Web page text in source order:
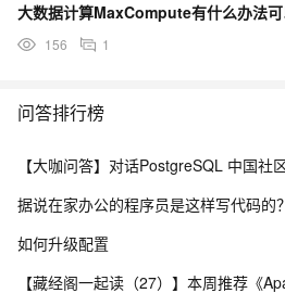
156 1
问答排行榜
据说在家办公的程序员是这样写代码的？
如何升级配置